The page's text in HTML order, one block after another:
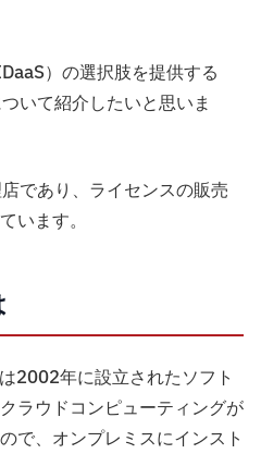
）の選択肢を提供する
いて紹介したいと思いま
であり、ライセンスの販売
います。
年に設立されたソフト
ラウドコンピューティングが
で、オンプレミスにインスト